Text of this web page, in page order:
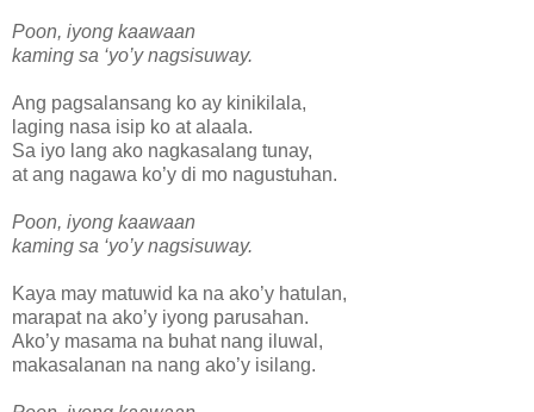
Poon, iyong kaawaan
kaming sa ‘yo’y nagsisuway.
Ang pagsalansang ko ay kinikilala,
laging nasa isip ko at alaala.
Sa iyo lang ako nagkasalang tunay,
at ang nagawa ko’y di mo nagustuhan.
Poon, iyong kaawaan
kaming sa ‘yo’y nagsisuway.
Kaya may matuwid ka na ako’y hatulan,
marapat na ako’y iyong parusahan.
Ako’y masama na buhat nang iluwal,
makasalanan na nang ako’y isilang.